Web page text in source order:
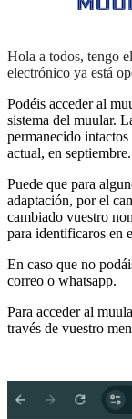
Hola a todos, tengo
electrónico ya está
Podéis acceder al
sistema del muular.
permanecido
actual, en septiembre.
Puede que para
adaptación, por el
cambiado vuestro
para identificaros en
En caso que no
correo o whatsapp.
Para acceder al
través de vuestro